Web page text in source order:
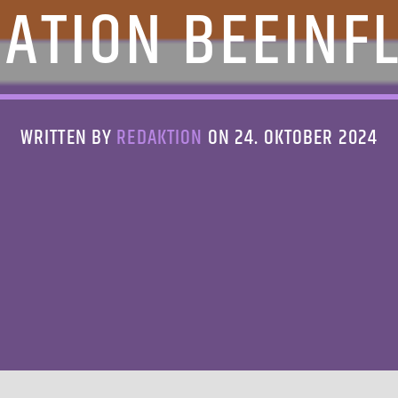
WRITTEN BY REDAKTION ON 24. OKTOBER 2024